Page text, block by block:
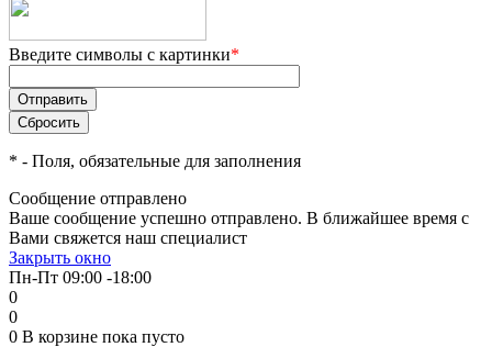
Введите символы с картинки*
* - Поля, обязательные для заполнения
Сообщение отправлено
Ваше сообщение успешно отправлено. В ближайшее время с
Вами свяжется наш специалист
Закрыть окно
Пн-Пт 09:00 -18:00
0
0
0 В корзине пока пусто